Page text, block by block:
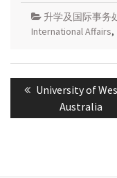
升学及国际事务
International Affairs,
navigation
Previous
University of
Australia